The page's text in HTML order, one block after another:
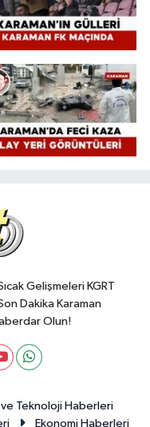
Gelişmeleri KGRT
Dakika Karaman
Olun!
ve Teknoloji Haberleri
Ekonomi Haberleri